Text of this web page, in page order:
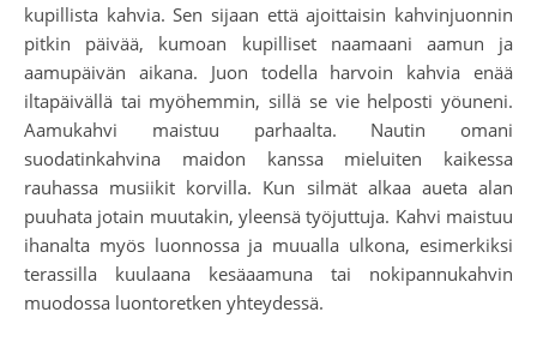
kupillista kahvia. Sen sijaan että ajoittaisin kahvinjuonnin
pitkin päivää, kumoan kupilliset naamaani aamun ja
aamupäivän aikana. Juon todella harvoin kahvia enää
iltapäivällä tai myöhemmin, sillä se vie helposti yöuneni.
Aamukahvi maistuu parhaalta. Nautin omani
suodatinkahvina maidon kanssa mieluiten kaikessa
rauhassa musiikit korvilla. Kun silmät alkaa aueta alan
puuhata jotain muutakin, yleensä työjuttuja. Kahvi maistuu
ihanalta myös luonnossa ja muualla ulkona, esimerkiksi
terassilla kuulaana kesäaamuna tai nokipannukahvin
muodossa luontoretken yhteydessä.